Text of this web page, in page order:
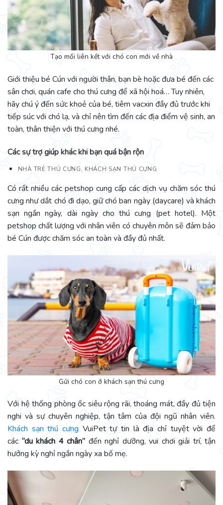
Tạo mối liên kết với chó con mới về nhà
Giới thiệu bé Cún với người thân, bạn bè hoặc đưa bé đến các
sân chơi, quán cafe cho thú cưng để xã hội hoá… Tuy nhiên,
hãy chú ý đến sức khoẻ của bé, tiêm vacxin đầy đủ trước khi
tiếp súc với chó lạ, và chỉ nên tìm đến các địa điểm vệ sinh, an
toàn, thân thiện với thú cưng nhé.
Các sự trợ giúp khác khi bạn quá bận rộn
NHÀ TRẺ THÚ CƯNG, KHÁCH SẠN THÚ CƯNG
Có rất nhiều các petshop cung cấp các dịch vụ chăm sóc thú
cưng như dắt chó đi dạo, giữ chó ban ngày (daycare) và khách
sạn ngắn ngày, dài ngày cho thú cưng (pet hotel). Một
petshop chất lượng với nhân viên có chuyên môn sẽ đảm bảo
bé Cún được chăm sóc an toàn và đầy đủ nhất.
Gửi chó con ở khách sạn thú cưng
Với hệ thống phòng ốc siêu rộng rãi, thoáng mát, đầy đủ tiện
nghi và sự chuyên nghiệp, tận tâm của đội ngũ nhân viên.
Khách sạn thú cưng VuiPet tự tin là địa chỉ tuyệt vời để
các “du khách 4 chân” đến nghỉ dưỡng, vui chơi giải trí, tận
hưởng kỳ nghỉ ngắn ngày xa bố mẹ.